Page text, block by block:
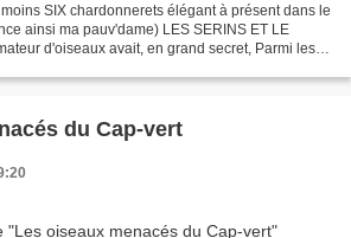
SIX chardonnerets élégant à présent dans le
ainsi ma pauv'dame) LES SERINS ET LE
d'oiseaux avait, en grand secret, Parmi les
du Cap-vert